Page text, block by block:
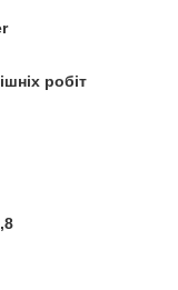
робіт